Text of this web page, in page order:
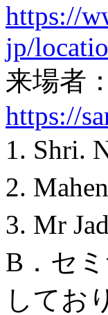
https://
jp/
来場者
https://
1. Shri.
2.
3. Mr
B．セ
してお